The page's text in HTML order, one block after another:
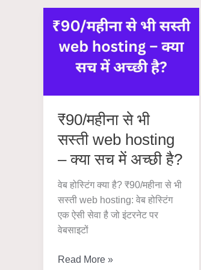
अंतिम
मार्गदर्शिका
–
योजनाएँ,
₹90/महीना से भी
सस्ती web hosting
– क्या सच में अच्छी है?
वेब होस्टिंग क्या है? ₹90/महीना से भी
सस्ती web hosting: वेब होस्टिंग
एक ऐसी सेवा है जो इंटरनेट पर
वेबसाइटों
₹90/
Read More »